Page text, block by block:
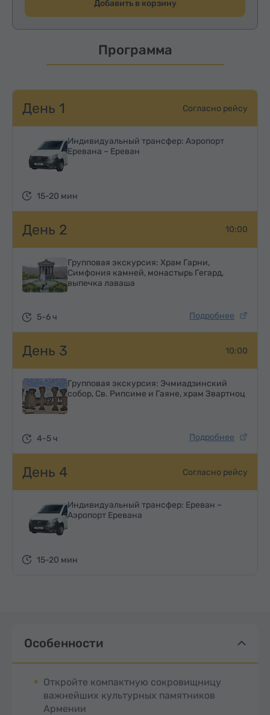
Добавить в корзину
Программа
День 1 Согласно рейсу
Индивидуальный трансфер: Аэропорт
Еревана – Ереван
15-20 мин
День 2 10:00
Групповая экскурсия: Храм Гарни,
Симфония камней, монастырь Гегард,
выпечка лаваша
Подробнее
5-6 ч
День 3 10:00
Групповая экскурсия: Эчмиадзинский
собор, Св. Рипсиме и Гаяне, храм Звартноц
Подробнее
4-5 ч
День 4 Согласно рейсу
Индивидуальный трансфер: Ереван –
Аэропорт Еревана
15-20 мин
Особенности
Откройте компактную сокровищницу
важнейших культурных памятников
Армении